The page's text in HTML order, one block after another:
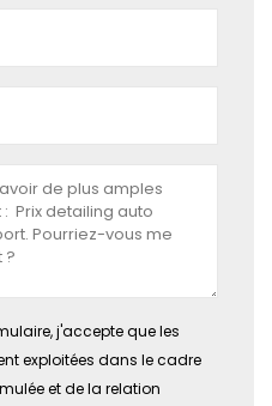
j'accepte que les
exploitées dans le cadre
et de la relation